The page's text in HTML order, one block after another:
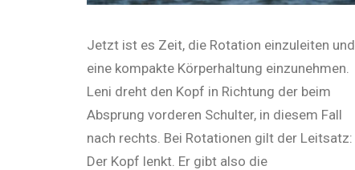
Jetzt ist es Zeit, die Rotation einzuleiten und
eine kompakte Körperhaltung einzunehmen.
Leni dreht den Kopf in Richtung der beim
Absprung vorderen Schulter, in diesem Fall
nach rechts. Bei Rotationen gilt der Leitsatz:
Der Kopf lenkt. Er gibt also die